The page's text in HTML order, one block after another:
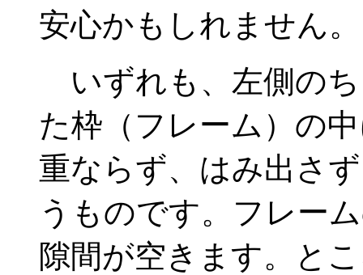
安心かもしれません。
いずれも、左側の
た枠（フレーム）の
重ならず、はみ出さ
うものです。フレー
隙間が空きます。と